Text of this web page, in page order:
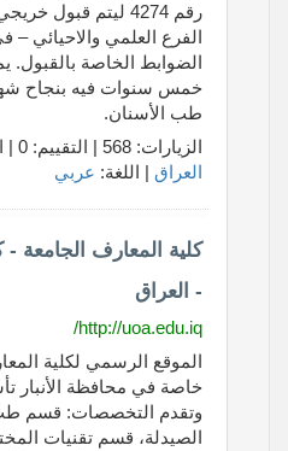
رقم 4274 ليتم قبول
الفرع العلمي والاحيائي
الضوابط الخاصة بالقبول.
خمس سنوات فيه بنجاح
طب الأسنان.
الزيارات: 568 | التقييم: 0 | المقيّمين: 0 | الدولة:
العراق | اللغة: عربي
كلية المعارف الجامعة -
- العراق
http://uoa.edu.iq/
الموقع الرسمي لكلية
وتقدم التخصصات: قسم
الصيدلة، قسم تقنيات